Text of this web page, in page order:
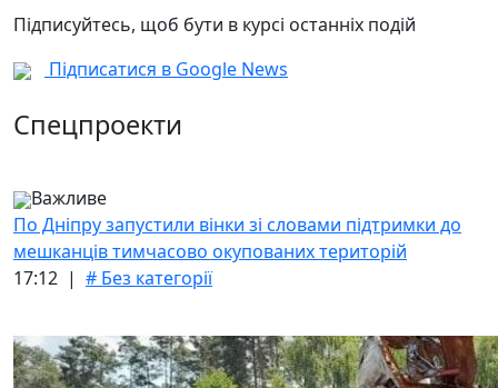
Підписуйтесь, щоб бути в курсі останніх подій
Підписатися в Google News
Спецпроекти
Важливе
По Дніпру запустили вінки зі словами підтримки до
мешканців тимчасово окупованих територій
17:12 | # Без категорії